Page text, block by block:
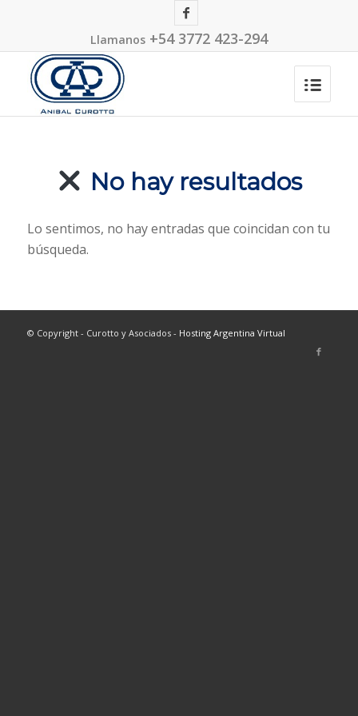
Llamanos+54 3772 423-294
No hay resultados
Lo sentimos, no hay entradas que coincidan con tu
búsqueda.
© Copyright - Curotto y Asociados - Hosting Argentina Virtual